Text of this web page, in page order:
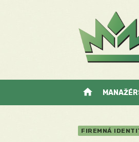
home
FIREMNÁ